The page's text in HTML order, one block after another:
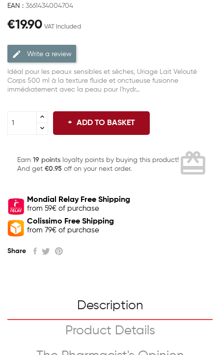
EAN : 3661434004704
€19.90 VAT included
Write a review
Idéal pour les peaux sensibles et sèches, Uriage Lait Velouté
Corps 500 ml à la texture fluide et onctueuse fusionne
immédiatement avec la peau pour l'hydr…
ADD TO BASKET
Earn 19 points loyalty points by buying this product!
And get €0.95 off on your next order. card_giftcard
Mondial Relay Free Shipping
from 59€ of purchase
Colissimo Free Shipping
from 79€ of purchase
Share
Description
Product Details